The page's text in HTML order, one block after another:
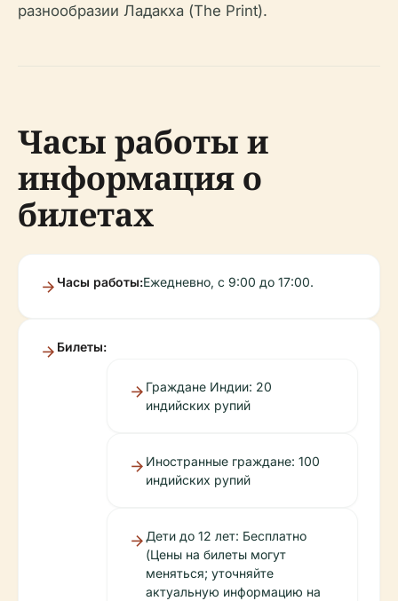
разнообразии Ладакха (The Print).
Часы работы и
информация о
билетах
Часы работы:Ежедневно, с 9:00 до 17:00.
Билеты:
Граждане Индии: 20
индийских рупий
Иностранные граждане: 100
индийских рупий
Дети до 12 лет: Бесплатно
(Цены на билеты могут
меняться; уточняйте
актуальную информацию на